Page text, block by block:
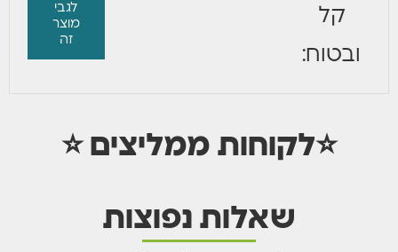
קל
ובטוח:
לגבי
מוצר
זה
⭐לקוחות ממליצים ⭐
שאלות נפוצות